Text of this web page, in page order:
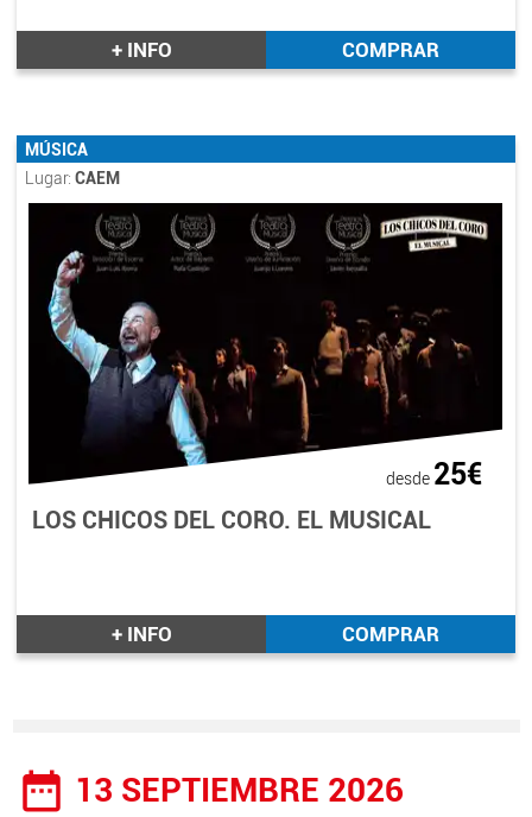
+ INFO COMPRAR
MÚSICA
Lugar: CAEM
desde 25€
LOS CHICOS DEL CORO. EL MUSICAL
+ INFO COMPRAR
date_range 13 SEPTIEMBRE 2026